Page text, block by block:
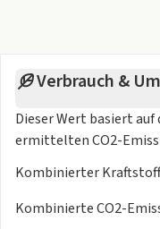
Verbrauch &
Dieser Wert basiert auf
ermittelten CO2-
Kombinierter
Kombinierte CO2-